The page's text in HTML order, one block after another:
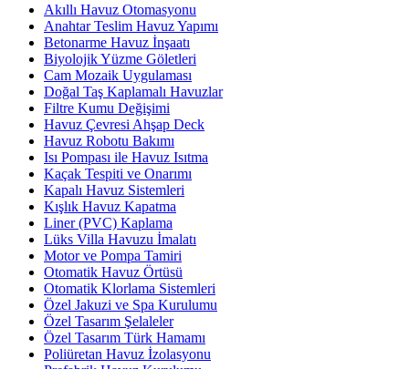
Akıllı Havuz Otomasyonu
Anahtar Teslim Havuz Yapımı
Betonarme Havuz İnşaatı
Biyolojik Yüzme Göletleri
Cam Mozaik Uygulaması
Doğal Taş Kaplamalı Havuzlar
Filtre Kumu Değişimi
Havuz Çevresi Ahşap Deck
Havuz Robotu Bakımı
Isı Pompası ile Havuz Isıtma
Kaçak Tespiti ve Onarımı
Kapalı Havuz Sistemleri
Kışlık Havuz Kapatma
Liner (PVC) Kaplama
Lüks Villa Havuzu İmalatı
Motor ve Pompa Tamiri
Otomatik Havuz Örtüsü
Otomatik Klorlama Sistemleri
Özel Jakuzi ve Spa Kurulumu
Özel Tasarım Şelaleler
Özel Tasarım Türk Hamamı
Poliüretan Havuz İzolasyonu